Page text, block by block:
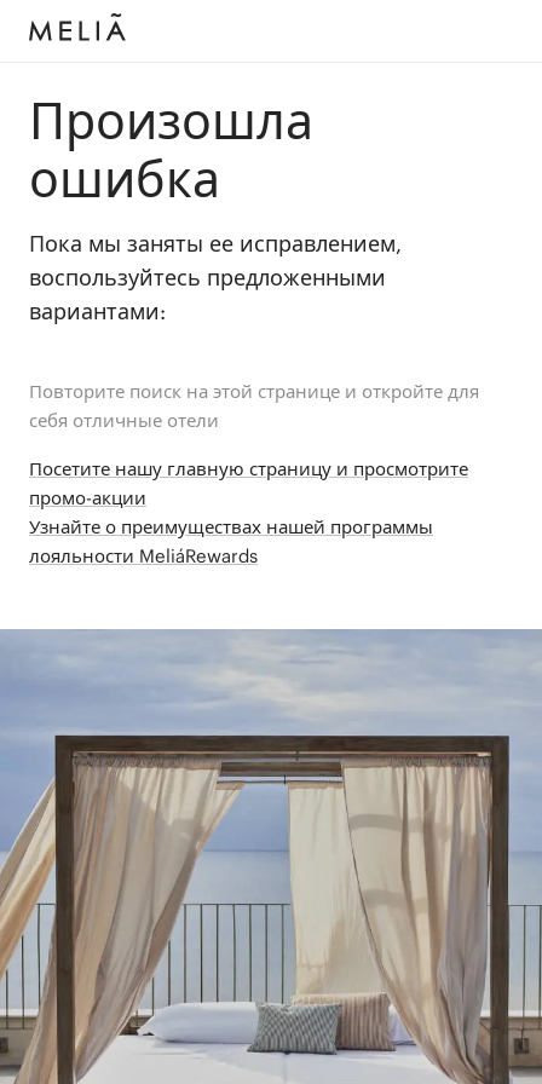
Произошла
ошибка
Пока мы заняты ее исправлением,
воспользуйтесь предложенными
вариантами:
Повторите поиск на этой странице и откройте для
себя отличные отели
Посетите нашу главную страницу и просмотрите
промо-акции
Узнайте о преимуществах нашей программы
лояльности MeliáRewards